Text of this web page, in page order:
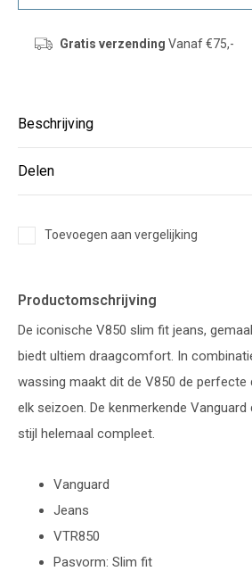
Gratis verzending Vanaf €75,-
Beschrijving
Delen
Toevoegen aan vergelijking
Productomschrijving
De iconische V850 slim fit jeans,
biedt ultiem draagcomfort. In
wassing maakt dit de V850 de
elk seizoen. De kenmerkende
stijl helemaal compleet.
Vanguard
Jeans
VTR850
Pasvorm: Slim fit